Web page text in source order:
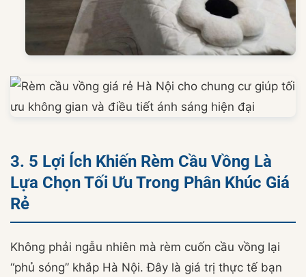
3. 5 Lợi Ích Khiến Rèm Cầu Vồng Là
Lựa Chọn Tối Ưu Trong Phân Khúc Giá
Rẻ
Không phải ngẫu nhiên mà rèm cuốn cầu vồng lại
“phủ sóng” khắp Hà Nội. Đây là giá trị thực tế bạn